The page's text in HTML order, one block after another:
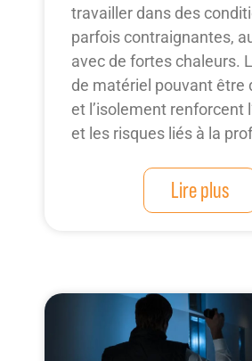
travailler dans des
parfois contraignantes,
avec de fortes chaleurs.
de matériel pouvant être
et l’isolement renforcent
et les risques liés à la
Lire plus